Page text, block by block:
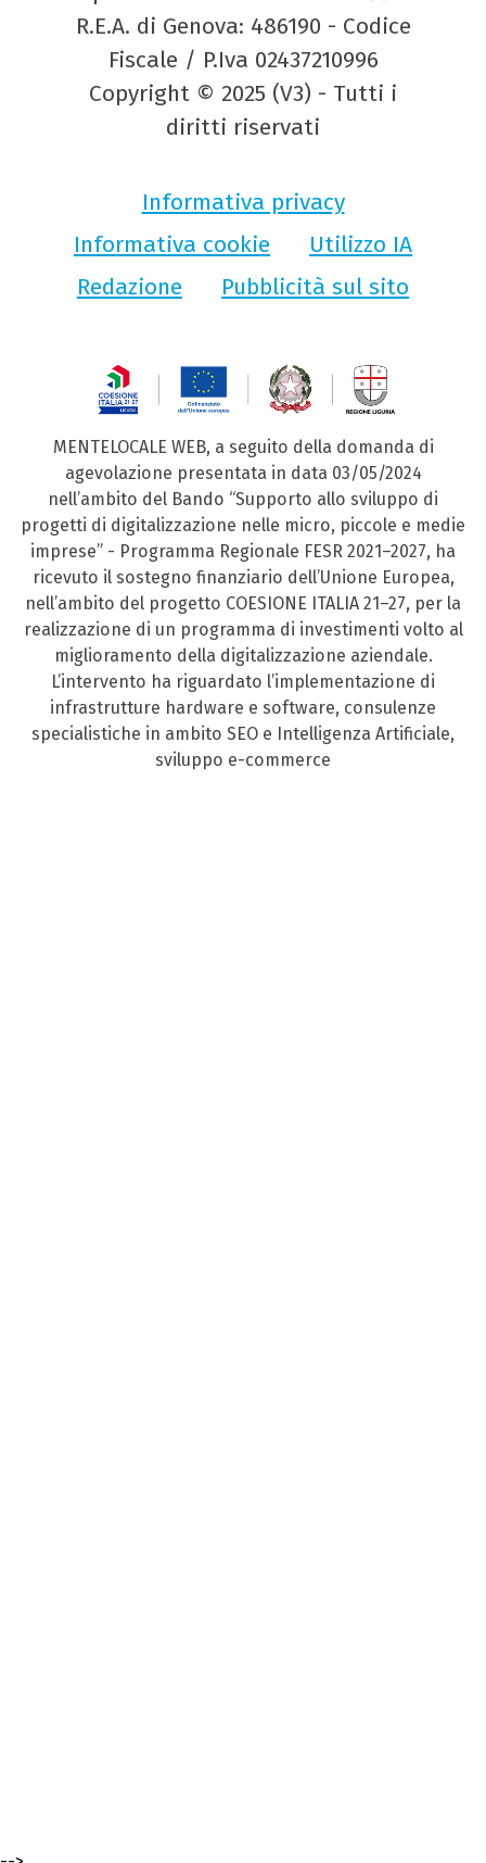
R.E.A. di Genova: 486190 - Codice
Fiscale / P.Iva 02437210996
Copyright © 2025 (V3) - Tutti i
diritti riservati
Informativa privacy
Informativa cookie
Utilizzo IA
Redazione
Pubblicità sul sito
MENTELOCALE WEB, a seguito della domanda di
agevolazione presentata in data 03/05/2024
nell’ambito del Bando “Supporto allo sviluppo di
progetti di digitalizzazione nelle micro, piccole e medie
imprese” - Programma Regionale FESR 2021–2027, ha
ricevuto il sostegno finanziario dell’Unione Europea,
nell’ambito del progetto COESIONE ITALIA 21–27, per la
realizzazione di un programma di investimenti volto al
miglioramento della digitalizzazione aziendale.
L’intervento ha riguardato l’implementazione di
infrastrutture hardware e software, consulenze
specialistiche in ambito SEO e Intelligenza Artificiale,
sviluppo e-commerce